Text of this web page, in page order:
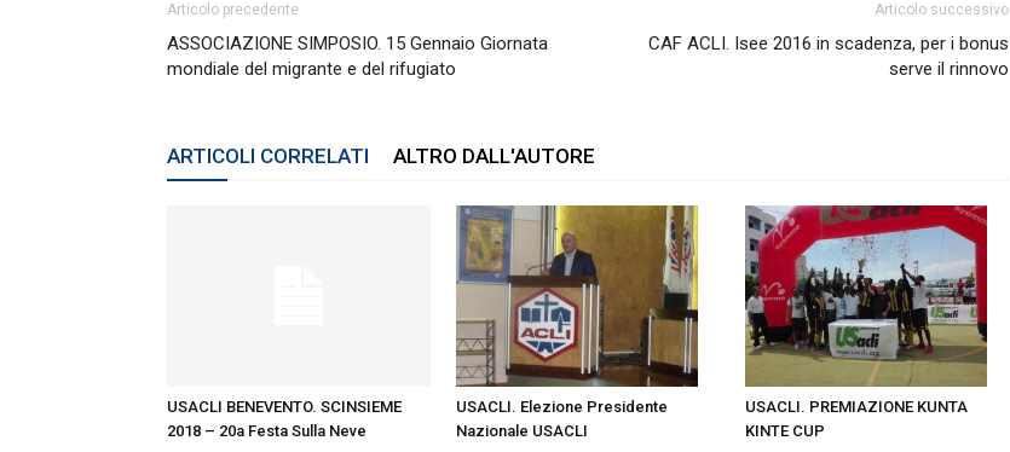
Articolo precedente
ASSOCIAZIONE SIMPOSIO. 15 Gennaio Giornata
mondiale del migrante e del rifugiato
Articolo successivo
CAF ACLI. Isee 2016 in scadenza, per i bonus
serve il rinnovo
ARTICOLI CORRELATI ALTRO DALL'AUTORE
USACLI BENEVENTO. SCINSIEME
2018 – 20a Festa Sulla Neve
USACLI. Elezione Presidente
Nazionale USACLI
USACLI. PREMIAZIONE KUNTA
KINTE CUP